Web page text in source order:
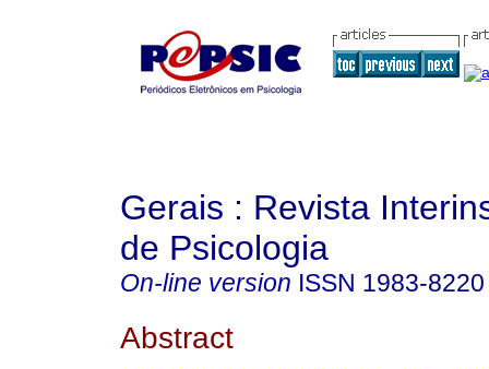
Gerais : Revista
de Psicologia
On-line version ISSN 1983-8220
Abstract